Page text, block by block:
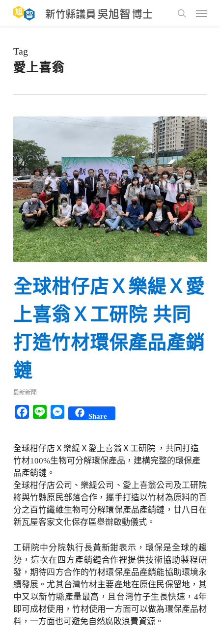
main
Menu
Tag
愛上喜翁
全球柑仔店Ｘ樂緹Ｘ愛
上喜翁Ｘ工研院 共同
打造竹材環保產品產銷
鏈
最新新聞
Facebook
Line Messenger
Share
全球柑仔店Ｘ樂緹Ｘ愛上喜翁Ｘ工研院 ，共同打造
竹材100%生物可分解環保產品，建構完整的環保產
品產銷鏈。
全球柑仔店公司、樂緹公司、愛上喜翁公司及工研院
將與竹縣原民部落合作，攜手打造以竹材為原料的百
分之百竹纖維生物可分解環保產品產銷鏈，廿八日在
新瓦屋客家文化保存區舉辦啟動儀式。
工研院中分院執行長黃新鉗表⽰，環保是全球的趨
勢，這次在四方產銷鏈合作裡提供技術協助製程研
發，期待四方合作的竹材環保產品產銷能協助環境永
續發展。尤其台灣竹材主要產地在原住民保留地，其
中又以新竹縣產量最高，且台灣竹子生長快速，4年
即可成材使用，竹材使用一方面可以做為環保產品材
料，一方面也可避免自然腐敗浪費資源。